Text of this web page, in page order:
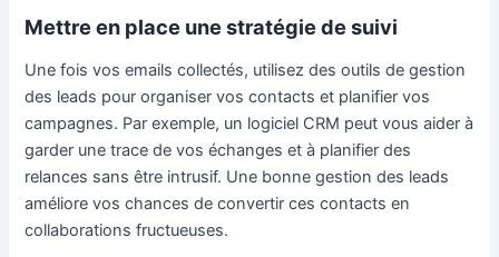
Mettre en place une stratégie de suivi
Une fois vos emails collectés, utilisez des outils de gestion
des leads pour organiser vos contacts et planifier vos
campagnes. Par exemple, un logiciel CRM peut vous aider à
garder une trace de vos échanges et à planifier des
relances sans être intrusif. Une bonne gestion des leads
améliore vos chances de convertir ces contacts en
collaborations fructueuses.